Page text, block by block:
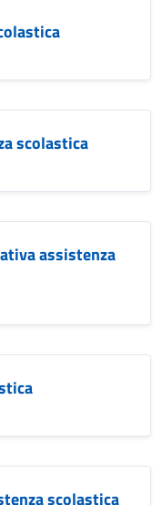
scolastica
assistenza
scolastica